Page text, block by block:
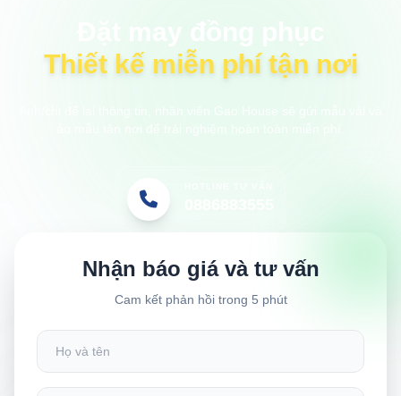
Thiết kế miễn phí tận nơi
Nhận báo giá và tư vấn
Cam kết phản hồi trong 5 phút